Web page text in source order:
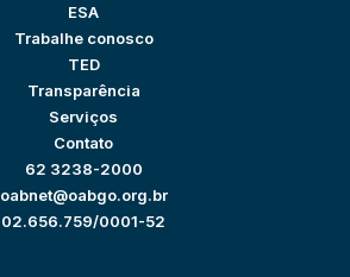
ESA
Trabalhe conosco
TED
Transparência
Serviços
Contato
62 3238-2000
oabnet@oabgo.org.br
02.656.759/0001-52